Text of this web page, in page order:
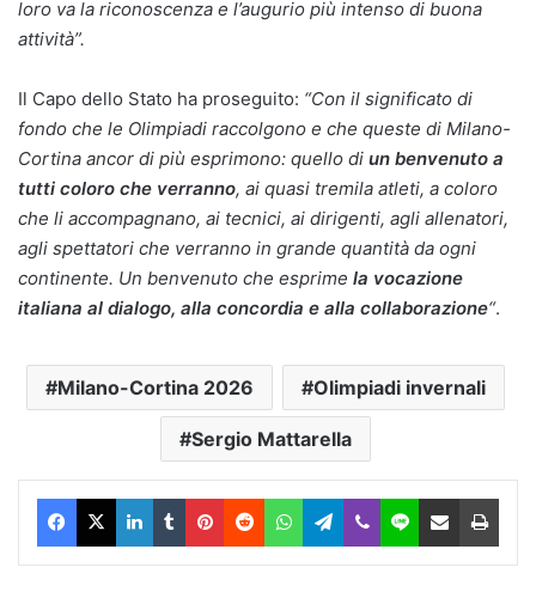
loro va la riconoscenza e l’augurio più intenso di buona
attività”.
Il Capo dello Stato ha proseguito: “Con il significato di
fondo che le Olimpiadi raccolgono e che queste di Milano-
Cortina ancor di più esprimono: quello di un benvenuto a
tutti coloro che verranno, ai quasi tremila atleti, a coloro
che li accompagnano, ai tecnici, ai dirigenti, agli allenatori,
agli spettatori che verranno in grande quantità da ogni
continente. Un benvenuto che esprime la vocazione
italiana al dialogo, alla concordia e alla collaborazione“.
Milano-Cortina 2026 Olimpiadi invernali
Sergio Mattarella
Facebook
X LinkedIn
TumblrPinterest
RedditWhatsAppTelegram
ViberLine Condividi via Email